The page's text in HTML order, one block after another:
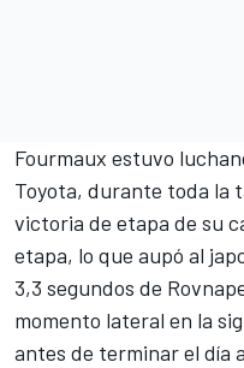
Fourmaux estuvo
Toyota, durante toda la
victoria de etapa de su
etapa, lo que aupó al
3,3 segundos de
momento lateral en la
antes de terminar el día